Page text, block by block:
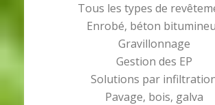
Tous les types de
Enrobé, béton
Gravillonnage
Gestion des EP
Solutions par
Pavage, bois, galva